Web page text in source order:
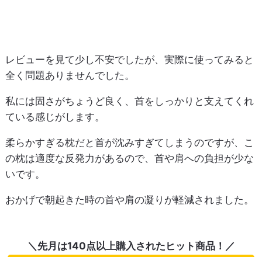
レビューを見て少し不安でしたが、実際に使ってみると
全く問題ありませんでした。
私には固さがちょうど良く、首をしっかりと支えてくれ
ている感じがします。
柔らかすぎる枕だと首が沈みすぎてしまうのですが、こ
の枕は適度な反発力があるので、首や肩への負担が少な
いです。
おかげで朝起きた時の首や肩の凝りが軽減されました。
＼先月は140点以上購入されたヒット商品！／